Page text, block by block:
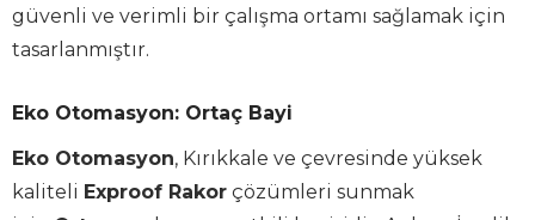
güvenli ve verimli bir çalışma ortamı sağlamak için
tasarlanmıştır.
Eko Otomasyon: Ortaç Bayi
Eko Otomasyon, Kırıkkale ve çevresinde yüksek
kaliteli Exproof Rakor çözümleri sunmak